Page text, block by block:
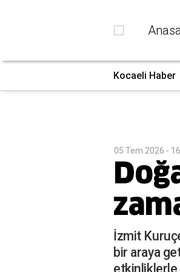
Kocaeli Haber
05 Tem 2026 -
İzmit
bir araya
etkinliklerle